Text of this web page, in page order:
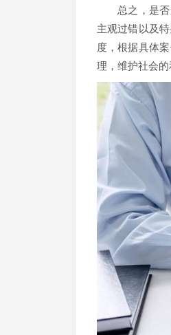
总之，是否必
主观过错以及
度，根据具体
理，维护社会的